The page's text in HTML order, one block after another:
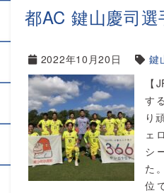
都AC 鍵山慶司選
2022年10月20日
鍵
【
す
り
ェ
シ
た
位